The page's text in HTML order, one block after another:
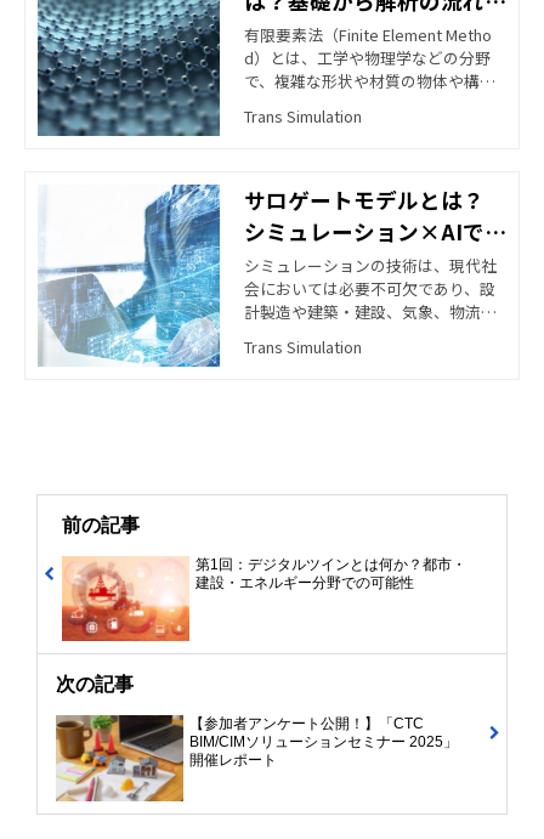
まとめてご紹介
有限要素法（Finite Element Metho
d）とは、工学や物理学などの分野
で、複雑な形状や材質の物体や構造
値解析手法の一つです。物体や構造
ことで、全体の挙動を解析する手法
です。 この有限要素法は、様々な分
野で応用されており、例えば構造物
の強度解析や振動解析、流体の流れ
解析、熱伝導解析などに用いられま
す。また、製品開発や設計段階での
的な応用にも役立っています。 本ブ
参考にしてください。
Trans Simulation
サロゲートモデルとは？
シミュレーション×AIで業
務改善を実現！
シミュレーションの技術は、現代社
会においては必要不可欠であり、設
計製造や建築・建設、気象、物流な
野で活用されています。 しかし、シ
ゲートモデル”が注目されています。
デメリットも併せて解説しながら、
サロゲートモデルの構築・運用支援
Trans Simulation
前の記事
第1回：デジタルツインとは何か？都市・
建設・エネルギー分野での可能性
次の記事
【参加者アンケート公開！】「CTC
BIM/CIMソリューションセミナー 2025」
開催レポート